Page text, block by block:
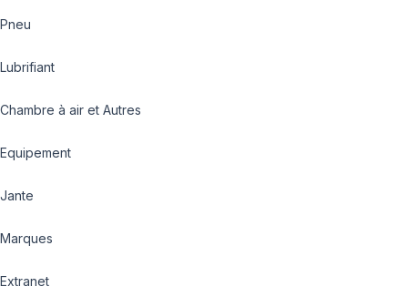
Pneu
Lubrifiant
Chambre à air et Autres
Equipement
Jante
Marques
Extranet